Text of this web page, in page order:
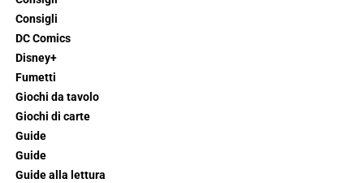
Consigli
DC Comics
Disney+
Fumetti
Giochi da tavolo
Giochi di carte
Guide
Guide
Guide alla lettura